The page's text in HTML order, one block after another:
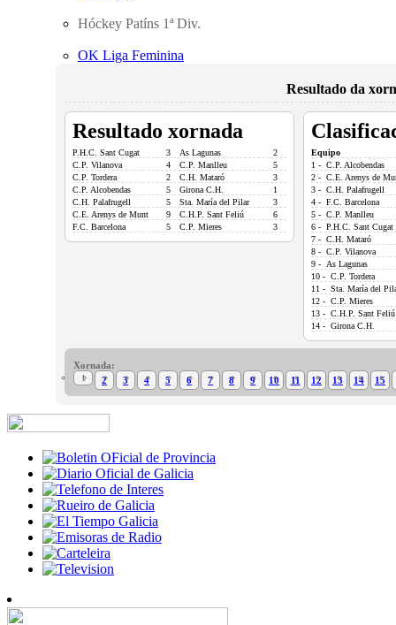
Hóckey Patíns 1ª Div.
OK Liga Feminina
Resultado da
Resultado xornada
P.H.C. Sant Cugat 3 As Lagunas
2
C.P. Vilanova
4 C.P. Manlleu
5
C.P. Tordera
2 C.H. Mataró
3
C.P. Alcobendas
5 Girona C.H.
1
C.H. Palafrugell
5 Sta. María del Pilar
3
C.E. Arenys de Munt
9 C.H.P. Sant Feliú
6
F.C. Barcelona
5 C.P. Mieres 3
Equipo
1 - C.P. Alcobendas
2 - C.E. Arenys de
3 - C.H. Palafrugell
4 - F.C. Barcelona
5 - C.P. Manlleu
6 - P.H.C. Sant Cugat
7 - C.H. Mataró
8 - C.P. Vilanova
9 - As Lagunas
10 - C.P. Tordera
11 - Sta. María del
12 - C.P. Mieres
13 - C.H.P. Sant Feliú
14 - Girona C.H.
Xornada:
1 2 3 4 5 6 7 8 9 10 11 12 13 14 15